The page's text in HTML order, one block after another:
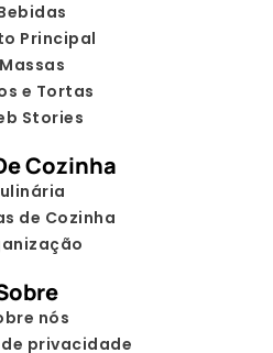
Principal
Massas
e Tortas
Stories
Cozinha
de Cozinha
nós
privacidade